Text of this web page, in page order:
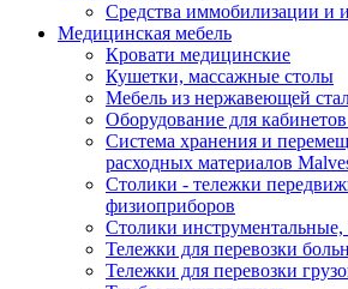
Средства иммобилизации и
Медицинская мебель
Кровати медицинские
Кушетки, массажные столы
Мебель из нержавеющей
Оборудование для
Система хранения и
расходных материалов
Столики - тележки
физиоприборов
Столики
Тележки для перевозки
Тележки для перевозки